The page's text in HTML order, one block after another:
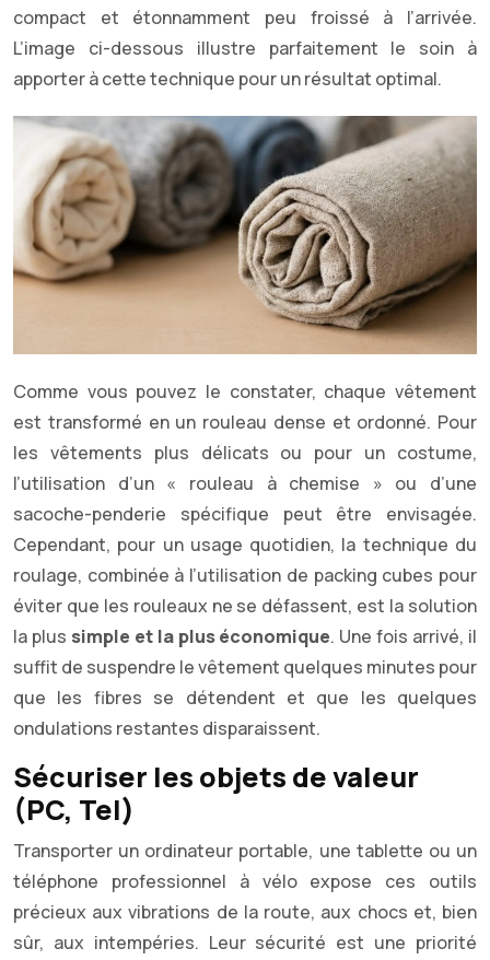
compact et étonnamment peu froissé à l’arrivée.
L’image ci-dessous illustre parfaitement le soin à
apporter à cette technique pour un résultat optimal.
Comme vous pouvez le constater, chaque vêtement
est transformé en un rouleau dense et ordonné. Pour
les vêtements plus délicats ou pour un costume,
l’utilisation d’un « rouleau à chemise » ou d’une
sacoche-penderie spécifique peut être envisagée.
Cependant, pour un usage quotidien, la technique du
roulage, combinée à l’utilisation de packing cubes pour
éviter que les rouleaux ne se défassent, est la solution
la plus simple et la plus économique. Une fois arrivé, il
suffit de suspendre le vêtement quelques minutes pour
que les fibres se détendent et que les quelques
ondulations restantes disparaissent.
Sécuriser les objets de valeur
(PC, Tel)
Transporter un ordinateur portable, une tablette ou un
téléphone professionnel à vélo expose ces outils
précieux aux vibrations de la route, aux chocs et, bien
sûr, aux intempéries. Leur sécurité est une priorité